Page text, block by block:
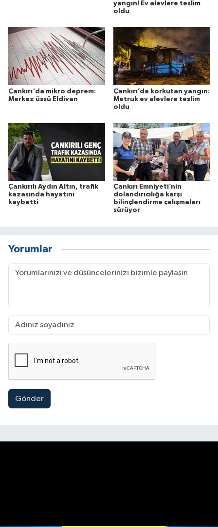
yangın! Ev alevlere teslim
oldu
Çankırı'da mikro deprem:
Merkez üssü Eldivan
Çankırı’da korkutan yangın:
Metruk ev alevlere teslim
oldu
Çankırılı Aydın Altın, trafik
kazasında hayatını
kaybetti
Çankırı Emniyeti’nin
dolandırıcılığa karşı
bilinçlendirme çalışmaları
sürüyor
Yorumlar
Gönder